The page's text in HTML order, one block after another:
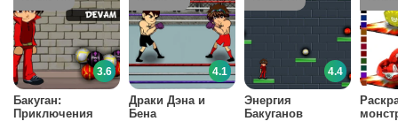
Бакуган:
Приключения
3.6
Драки Дэна и
Бена
4.1
Энергия
Бакуганов
4.4